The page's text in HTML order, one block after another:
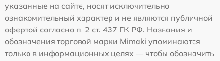
указанные на сайте, носят исключительно
ознакомительный характер и не являются публичной
офертой согласно п. 2 ст. 437 ГК РФ. Названия и
обозначения торговой марки Mimaki упоминаются
только в информационных целях — чтобы обозначить